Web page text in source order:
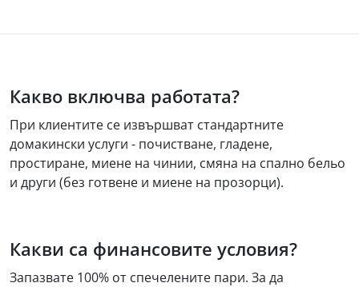
Какво включва работата?
При клиентите се извършват стандартните
домакински услуги - почистване, гладене,
простиране, миене на чинии, смяна на спално бельо
и други (без готвене и миене на прозорци).
Какви са финансовите условия?
Запазвате 100% от спечелените пари. За да